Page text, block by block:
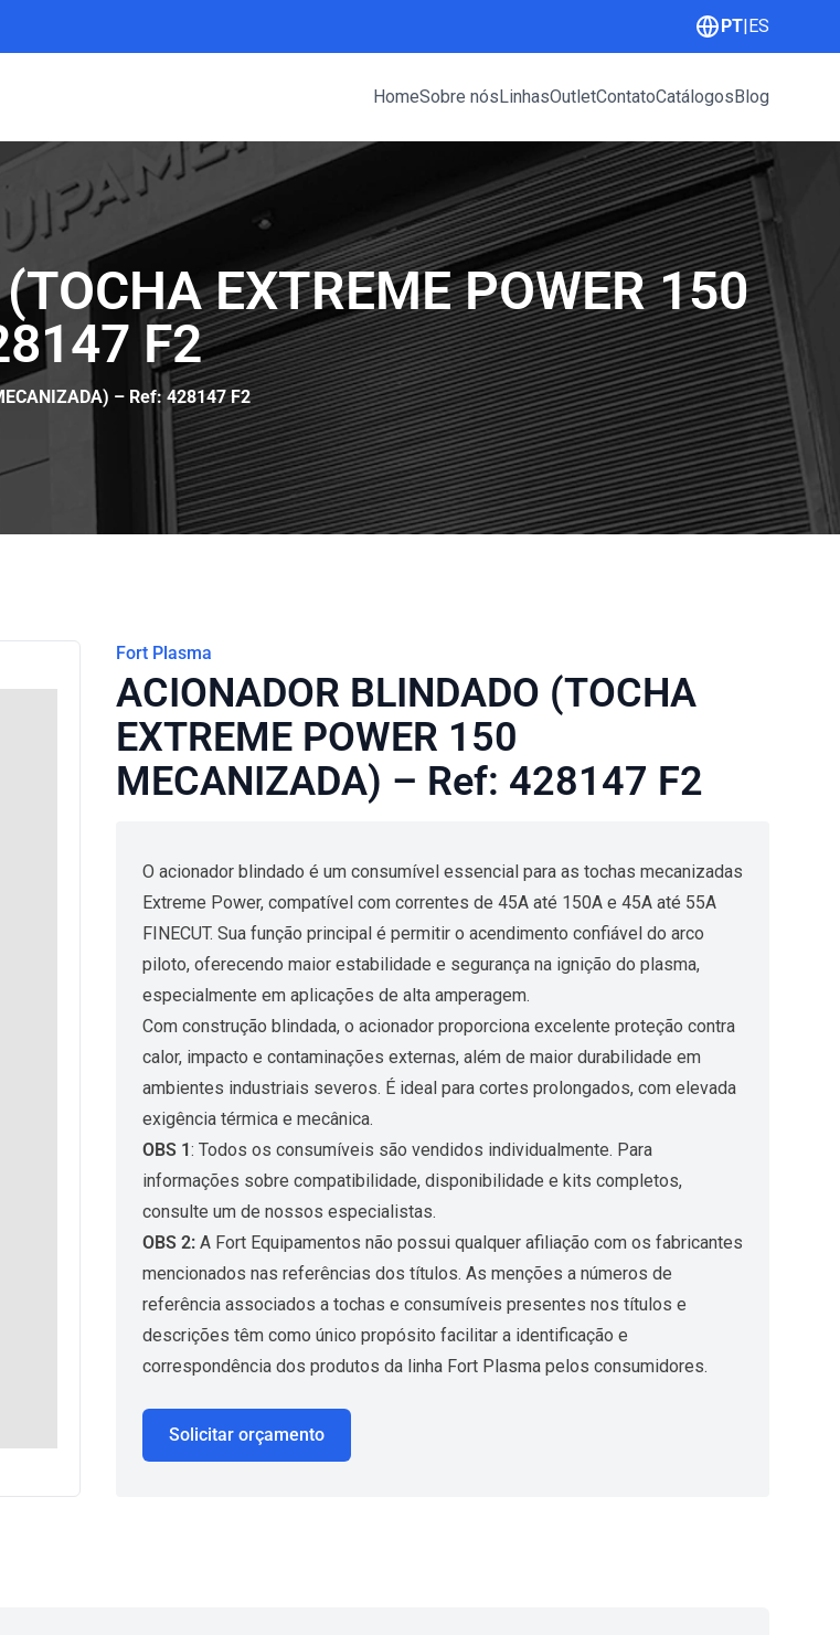
PT|ES
HomeSobre nósLinhasOutletContatoCatálogosBlog
EXTREME POWER 150
F2
– Ref: 428147 F2
Fort Plasma
ACIONADOR BLINDADO (TOCHA
EXTREME POWER 150
MECANIZADA) – Ref: 428147 F2
O acionador blindado é um consumível essencial para as tochas mecanizadas
Extreme Power, compatível com correntes de 45A até 150A e 45A até 55A
FINECUT. Sua função principal é permitir o acendimento confiável do arco
piloto, oferecendo maior estabilidade e segurança na ignição do plasma,
especialmente em aplicações de alta amperagem.
Com construção blindada, o acionador proporciona excelente proteção contra
calor, impacto e contaminações externas, além de maior durabilidade em
ambientes industriais severos. É ideal para cortes prolongados, com elevada
exigência térmica e mecânica.
OBS 1: Todos os consumíveis são vendidos individualmente. Para
informações sobre compatibilidade, disponibilidade e kits completos,
consulte um de nossos especialistas.
OBS 2: A Fort Equipamentos não possui qualquer afiliação com os fabricantes
mencionados nas referências dos títulos. As menções a números de
referência associados a tochas e consumíveis presentes nos títulos e
descrições têm como único propósito facilitar a identificação e
correspondência dos produtos da linha Fort Plasma pelos consumidores.
Solicitar orçamento